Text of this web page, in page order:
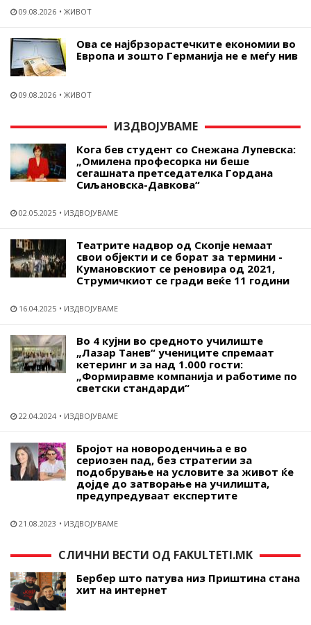
09.08.2026 ЖИВОТ
Ова се најбрзорастечките економии во
Европа и зошто Германија не е меѓу нив
09.08.2026 ЖИВОТ
ИЗДВОЈУВАМЕ
Кога бев студент со Снежана Лупевска:
„Омилена професорка ни беше
сегашната претседателка Гордана
Сиљановска-Давкова“
02.05.2025 ИЗДВОЈУВАМЕ
Театрите надвор од Скопје немаат
свои објекти и се борат за термини -
Кумановскиот се реновира од 2021,
Струмичкиот се гради веќе 11 години
16.04.2025 ИЗДВОЈУВАМЕ
Во 4 кујни во средното училиште
„Лазар Танев“ учениците спремаат
кетеринг и за над 1.000 гости:
„Формиравме компанија и работиме по
светски стандарди“
22.04.2024 ИЗДВОЈУВАМЕ
Бројот на новороденчиња е во
сериозен пад, без стратегии за
подобрување на условите за живот ќе
дојде до затворање на училишта,
предупредуваат експертите
21.08.2023 ИЗДВОЈУВАМЕ
СЛИЧНИ ВЕСТИ ОД FAKULTETI.MK
Бербер што патува низ Приштина стана
хит на интернет